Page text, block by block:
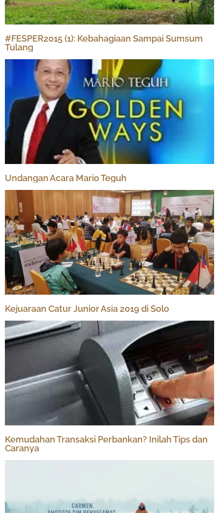
#FESPER2015 (1): Kebahagiaan Sampai Sumsum
Tulang
Undangan Acara Mario Teguh
Kejuaraan Catur Junior Asia 2019 di Solo
Kemudahan Transaksi Perbankan? Inilah Tips dan
Caranya